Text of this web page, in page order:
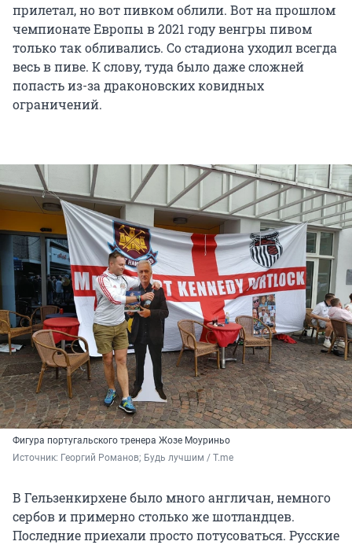
прилетал, но вот пивком облили. Вот на прошлом
чемпионате Европы в 2021 году венгры пивом
только так обливались. Со стадиона уходил всегда
весь в пиве. К слову, туда было даже сложней
попасть из-за драконовских ковидных
ограничений.
Фигура португальского тренера Жозе Моуриньо
Источник: Георгий Романов; Будь лучшим / T.me
В Гельзенкирхене было много англичан, немного
сербов и примерно столько же шотландцев.
Последние приехали просто потусоваться. Русские